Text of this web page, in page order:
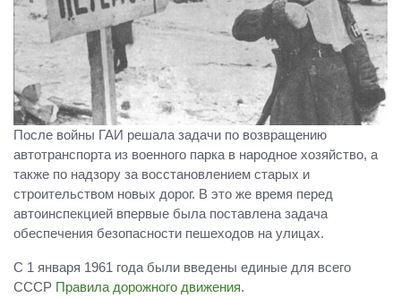
После войны ГАИ решала задачи по возвращению
автотранспорта из военного парка в народное хозяйство, а
также по надзору за восстановлением старых и
строительством новых дорог. В это же время перед
автоинспекцией впервые была поставлена задача
обеспечения безопасности пешеходов на улицах.
С 1 января 1961 года были введены единые для всего
СССР Правила дорожного движения.